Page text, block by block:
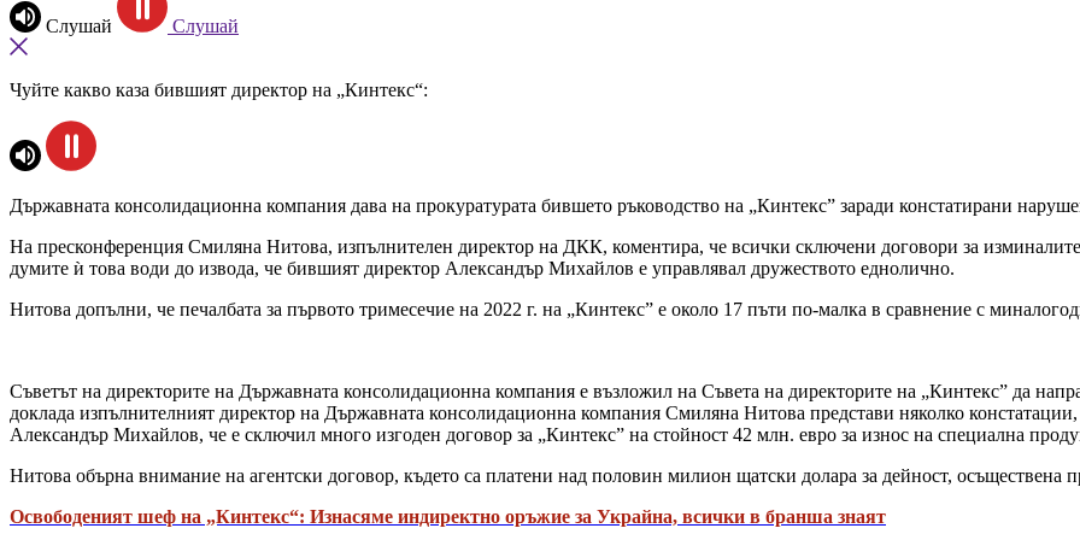
Слушай Слушай
Чуйте какво каза бившият директор на „Кинтекс“:
Държавната консолидационна компания дава на прокуратурата бившето ръководство на „Кинтекс” заради констатирани
На пресконференция Смиляна Нитова, изпълнителен директор на ДКК, коментира, че всички сключени договори за
думите ѝ това води до извода, че бившият директор Александър Михайлов е управлявал дружеството еднолично.
Нитова допълни, че печалбата за първото тримесечие на 2022 г. на „Кинтекс” е около 17 пъти по-малка в сравнение с
Съветът на директорите на Държавната консолидационна компания е възложил на Съвета на директорите на „Кинтекс” да
доклада изпълнителният директор на Държавната консолидационна компания Смиляна Нитова представи няколко
Александър Михайлов, че е сключил много изгоден договор за „Кинтекс” на стойност 42 млн. евро за износ на специална
Нитова обърна внимание на агентски договор, където са платени над половин милион щатски долара за дейност, осъществена
Освободеният шеф на „Кинтекс“: Изнасяме индиректно оръжие за Украйна, всички в бранша знаят